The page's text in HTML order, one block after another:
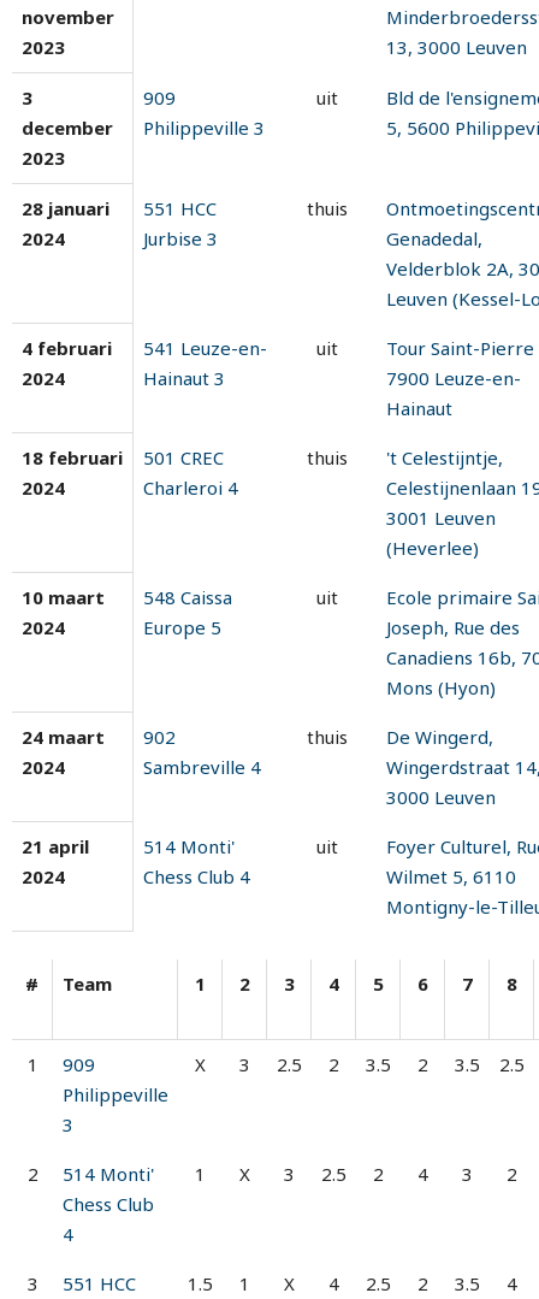
november
2023
13, 3000 Leuven
3
december
2023
909
Philippeville 3
uit
Bld de
5, 5600
28 januari
2024
551 HCC
Jurbise 3
thuis
Genadedal,
Velderblok 2A,
Leuven (Kessel-
4 februari
2024
541 Leuze-en-
Hainaut 3
uit
Tour Saint-Pierre
7900 Leuze-en-
Hainaut
18 februari
2024
501 CREC
Charleroi 4
thuis
't Celestijntje,
Celestijnenlaan
3001 Leuven
(Heverlee)
10 maart
2024
548 Caissa
Europe 5
uit
Ecole primaire
Joseph, Rue des
Canadiens 16b,
Mons (Hyon)
24 maart
2024
902
Sambreville 4
thuis
De Wingerd,
Wingerdstraat
3000 Leuven
21 april
2024
514 Monti'
Chess Club 4
uit
Foyer Culturel,
Wilmet 5, 6110
Montigny-le-
# Team 1 2 3 4 5 6 7 8
1
909
Philippeville
3
X 3 2.5 2 3.5 2 3.5 2.5
2
514 Monti'
Chess Club
4
1 X 3 2.5 2 4 3 2
3
551 HCC
1.5 1 X 4 2.5 2 3.5 4